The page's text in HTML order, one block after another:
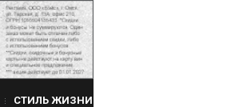
СТИЛЬ ЖИЗНИ